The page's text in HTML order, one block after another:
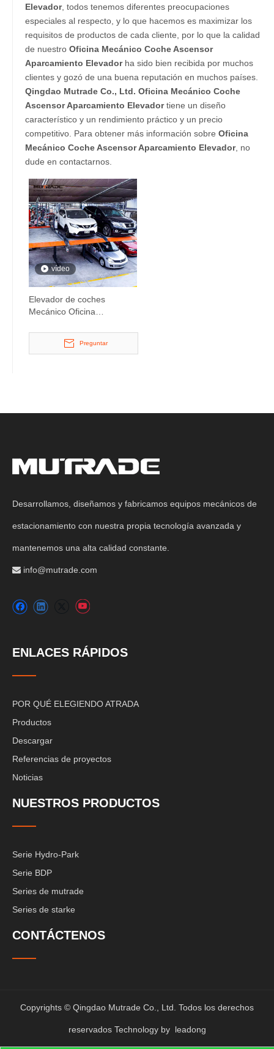
Elevador, todos tenemos diferentes preocupaciones
especiales al respecto, y lo que hacemos es maximizar los
requisitos de productos de cada cliente, por lo que la calidad
de nuestro Oficina Mecánico Coche Ascensor
Aparcamiento Elevadorha sido bien recibida por muchos
clientes y gozó de una buena reputación en muchos países.
Qingdao Mutrade Co., Ltd. Oficina Mecánico Coche
Ascensor Aparcamiento Elevadortiene un diseño
característico y un rendimiento práctico y un precio
competitivo. Para obtener más información sobre Oficina
Mecánico Coche Ascensor Aparcamiento Elevador, no
dude en contactarnos.
vídeo
Elevador de coches
Mecánico Oficina
Preguntar
Desarrollamos, diseñamos y fabricamos equipos mecánicos de
estacionamiento con nuestra propia tecnología avanzada y
mantenemos una alta calidad constante.
 info@mutrade.com
ENLACES RÁPIDOS
POR QUÉ ELEGIENDO ATRADA
Productos
Descargar
Referencias de proyectos
Noticias
NUESTROS PRODUCTOS
Serie Hydro-Park
Serie BDP
Series de mutrade
Series de starke
CONTÁCTENOS
Copyrights © Qingdao Mutrade Co., Ltd. Todos los derechos
reservados Technology by leadong